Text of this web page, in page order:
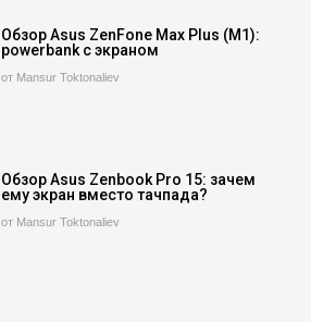
Обзор Asus ZenFone Max Plus (M1):
powerbank с экраном
от Mansur Toktonaliev
Обзор Asus Zenbook Pro 15: зачем
ему экран вместо тачпада?
от Mansur Toktonaliev